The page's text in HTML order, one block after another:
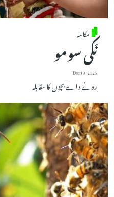
مکالمہ
نَکی سومو
Dec 19, 2025
رونے والے بچوں کا مقابلہ